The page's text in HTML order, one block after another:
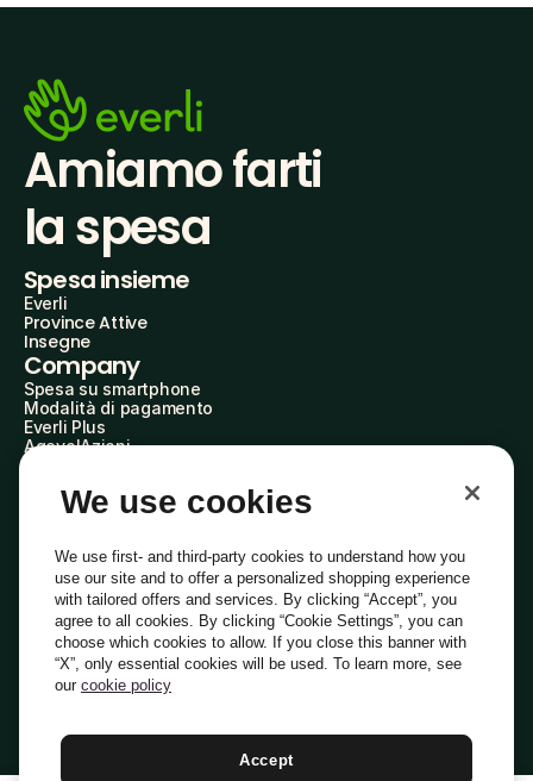
Amiamo farti
la spesa
Spesa insieme
Everli
Province Attive
Insegne
Company
Spesa su smartphone
Modalità di pagamento
Everli Plus
AgevolAzioni
Everli Shoppers
Scopri chi siamo
Domande frequenti
Lavora con noi
Diventa Shopper
Investitori
PrivacyCookiePreferenze Cookie
Termini e Condizioni
Italiano
We use cookies
We use first- and third-party cookies to understand how you
use our site and to offer a personalized shopping experience
with tailored offers and services. By clicking “Accept”, you
agree to all cookies. By clicking “Cookie Settings”, you can
choose which cookies to allow. If you close this banner with
“X”, only essential cookies will be used. To learn more, see
our cookie policy
Accept